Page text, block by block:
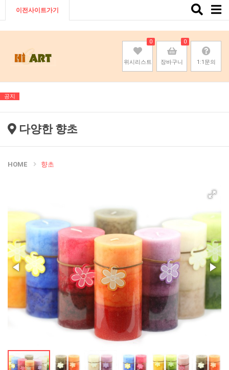
이전사이트가기
Toggle
위시리스트
0
장바구니
0
1:1문의
공지
기존회원님은 pc나 모바일에서 이전아이디로 로그인하시면됩니다
기존회원님은 pc나 모바일에서 이전아이디로 로그인하시면됩니다
기존회원님은 pc나 모바일에서 이전아이디로 로그인하시면됩니다
기존회원님은 pc나 모바일에서 이전아이디로 로그인하시면됩니다
다양한 향초
HOME 향초